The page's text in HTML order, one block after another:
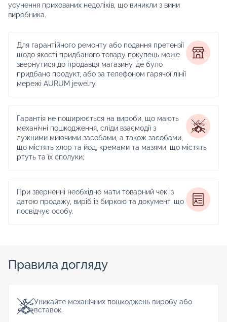
усунення прихованих недоліків, що виникли з вини
виробника.
Для гарантійного ремонту або подання претензії
щодо якості придбаного товару покупець може
звернутися до продавця магазину, де було
придбано продукт, або за телефоном гарячої лінії
мережі AURUM jewelry.
Гарантія не поширюється на вироби, що мають
механічні пошкодження, сліди взаємодії з
лужними миючими засобами, а також засобами,
що містять хлор та йод, кремами та мазями, що містять
ртуть та їх сполуки;
При зверненні необхідно мати товарний чек із
датою продажу, виріб із биркою та документ, що
посвідчує особу.
Правила догляду
Уникайте механічних пошкоджень виробу або
вставок.